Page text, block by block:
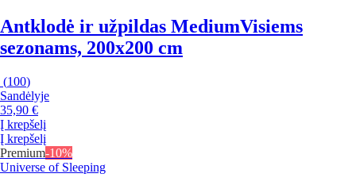
Antklodė ir užpildas MediumVisiems
sezonams, 200x200 cm
(100)
Sandėlyje
35,90 €
Į krepšelį
Į krepšelį
Premium-10%
Universe of Sleeping